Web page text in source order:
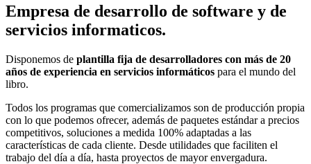
Empresa de desarrollo de software y de
servicios informaticos.
Disponemos de plantilla fija de desarrolladores con más de 20
años de experiencia en servicios informáticos para el mundo del
libro.
Todos los programas que comercializamos son de producción propia
con lo que podemos ofrecer, además de paquetes estándar a precios
competitivos, soluciones a medida 100% adaptadas a las
características de cada cliente. Desde utilidades que faciliten el
trabajo del día a día, hasta proyectos de mayor envergadura.